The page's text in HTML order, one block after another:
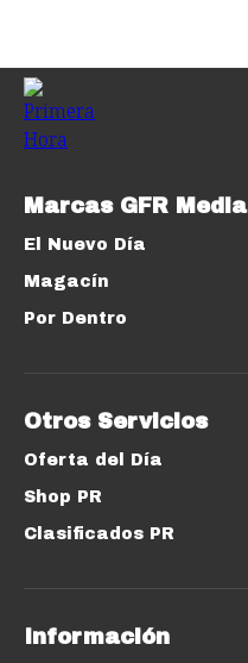
Marcas GFR Media
El Nuevo Día
Magacín
Por Dentro
Otros Servicios
Oferta del Día
Shop PR
Clasificados PR
Información